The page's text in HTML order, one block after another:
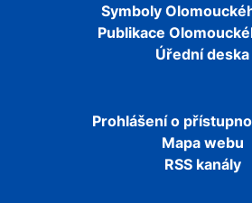
Symboly
Publikace
Úřední deska
Prohlášení o
Mapa webu
RSS kanály